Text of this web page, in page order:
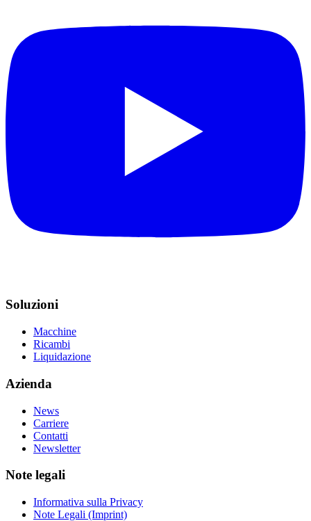
Soluzioni
Macchine
Ricambi
Liquidazione
Azienda
News
Carriere
Contatti
Newsletter
Note legali
Informativa sulla Privacy
Note Legali (Imprint)